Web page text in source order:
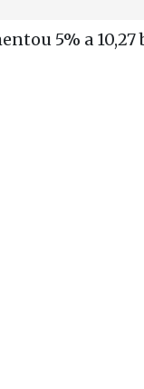
5% a 10,27